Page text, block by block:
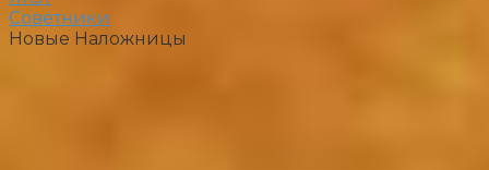
Советники
Новые Наложницы